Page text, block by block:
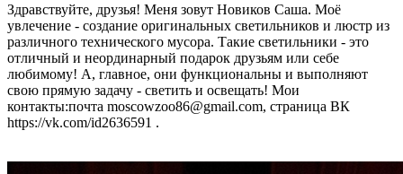
Здравствуйте, друзья! Меня зовут Новиков Саша. Моё
увлечение - создание оригинальных светильников и люстр из
различного технического мусора. Такие светильники - это
отличный и неординарный подарок друзьям или себе
любимому! А, главное, они функциональны и выполняют
свою прямую задачу - светить и освещать! Мои
контакты:почта moscowzoo86@gmail.com, страница ВК
https://vk.com/id2636591 .